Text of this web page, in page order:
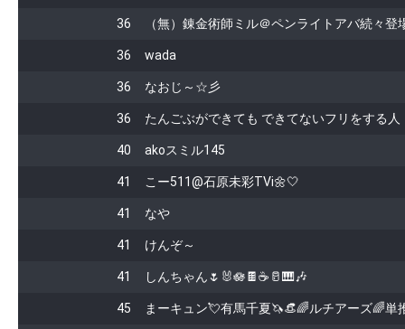
36 （無）錬金術師ミル＠ペンライトアバ続々登
36 wada
36 なおじ～☆彡
36 たんごぶができても できてないフリをする人
40 akoスミル145
41 こー511@石原未彩TVi🌼🤍
41 なや
41 けんぞ～
41 しんちゃん🌷🐰🪷🍫☕️🥛🎹🎶
45 まーキュン💘有馬千夏🦄👒🌈ルチアーズ🌈単